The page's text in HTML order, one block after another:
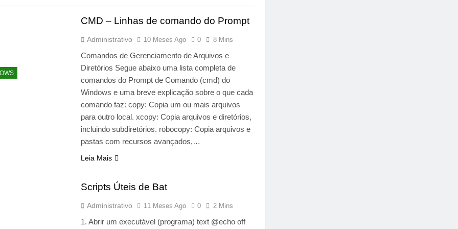
CMD – Linhas de comando do Prompt
Administrativo 10 Meses Ago 0 8 Mins
Comandos de Gerenciamento de Arquivos e
Diretórios Segue abaixo uma lista completa de
comandos do Prompt de Comando (cmd) do
Windows e uma breve explicação sobre o que cada
comando faz: copy: Copia um ou mais arquivos
para outro local. xcopy: Copia arquivos e diretórios,
incluindo subdiretórios. robocopy: Copia arquivos e
pastas com recursos avançados,…
Leia Mais
Scripts Úteis de Bat
Administrativo 11 Meses Ago 0 2 Mins
1. Abrir um executável (programa) text @echo off